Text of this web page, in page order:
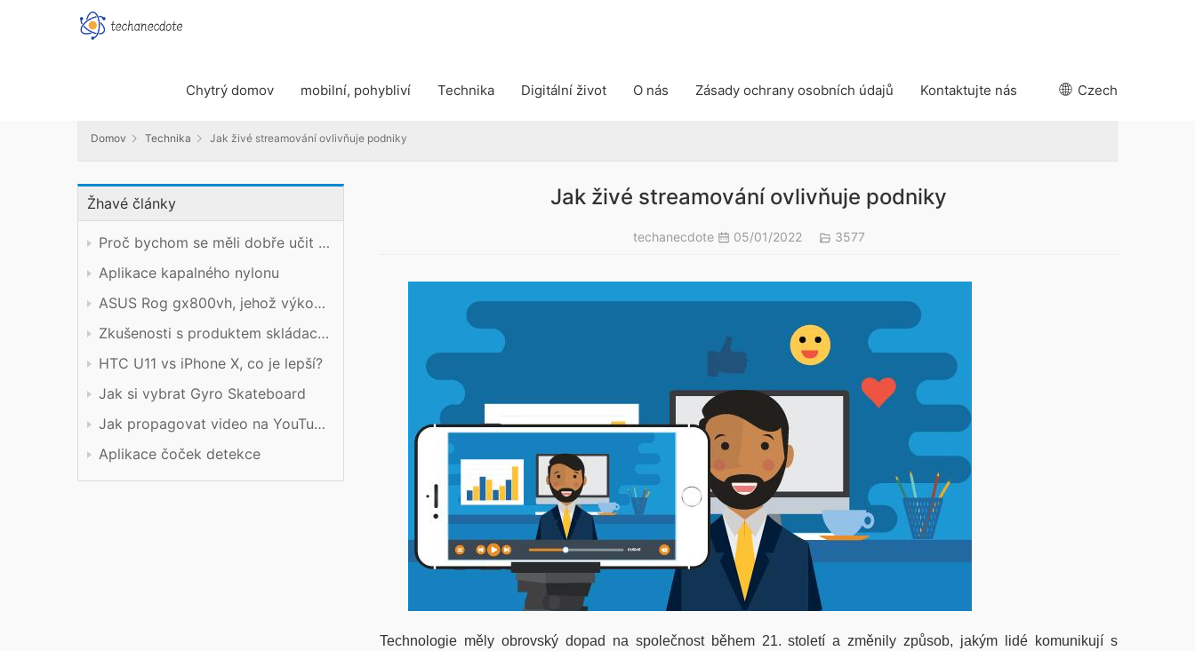
Chytrý domov mobilní, pohybliví Technika Digitální život O nás Zásady ochrany osobních údajů Kontaktujte nás Czech
Jak živé streamování ovlivňuje podniky
Domov Technika Jak živé streamování ovlivňuje podniky
Žhavé články
Proč bychom se měli dobře učit technický předmět?
Aplikace kapalného nylonu
ASUS Rog gx800vh, jehož výkon stojí za cenu
Zkušenosti s produktem skládacího mobilního telefonu Xiaomi
HTC U11 vs iPhone X, co je lepší?
Jak si vybrat Gyro Skateboard
Jak propagovat video na YouTube
Aplikace čoček detekce
Jak živé streamování ovlivňuje podniky
techanecdote 05/01/2022 3577
Technologie měly obrovský dopad na společnost během 21. století a změnily způsob, jakým lidé komunikují s